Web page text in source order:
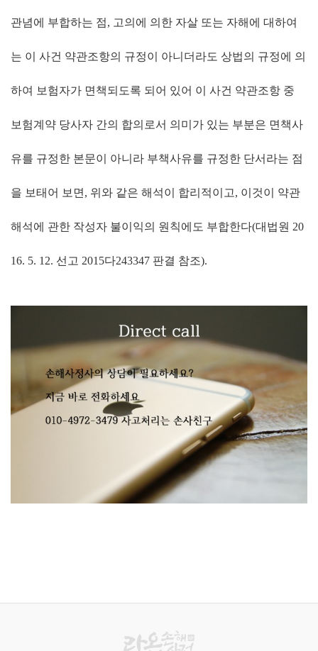
관념에 부합하는 점, 고의에 의한 자살 또는 자해에 대하여
는 이 사건 약관조항의 규정이 아니더라도 상법의 규정에 의
하여 보험자가 면책되도록 되어 있어 이 사건 약관조항 중
보험계약 당사자 간의 합의로서 의미가 있는 부분은 면책사
유를 규정한 본문이 아니라 부책사유를 규정한 단서라는 점
을 보태어 보면 , 위와 같은 해석이 합리적이고, 이것이 약관
해석에 관한 작성자 불이익의 원칙에도 부합한다(대법원 20
16. 5. 12. 선고 2015다243347 판결 참조).